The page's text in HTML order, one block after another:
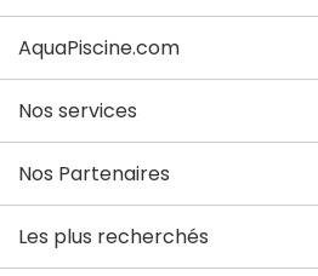
AquaPiscine.com
Nos services
Nos Partenaires
Les plus recherchés